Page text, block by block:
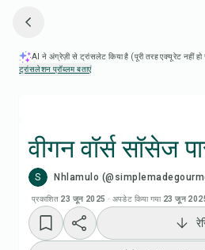
AI ने अंग्रेज़ी से ट्रांसलेट किया है (पूरी तरह एक्यूरेट नहीं
ट्रांसलेशन प्रॉब्लम बताएं
वीगन वॉर्स सॉसेज
S Nhlamulo
प्रकाशित 23 जून 2025 · अपडेट किया गया 23 जून
रेसिपी वीडियो